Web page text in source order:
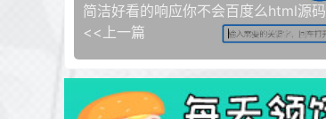
简洁好看的响应你不会百度么html源码
<<上一篇